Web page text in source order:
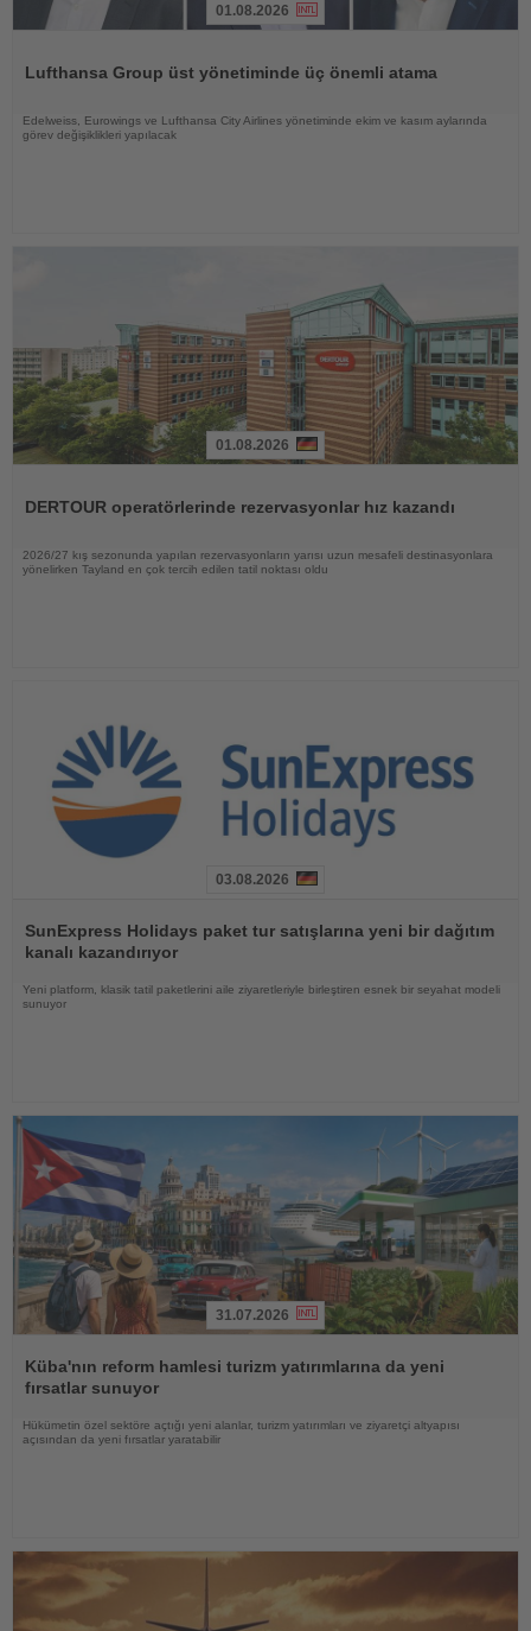
01.08.2026
Lufthansa Group üst yönetiminde üç önemli atama
Edelweiss, Eurowings ve Lufthansa City Airlines yönetiminde ekim ve kasım aylarında
görev değişiklikleri yapılacak
01.08.2026
DERTOUR operatörlerinde rezervasyonlar hız kazandı
2026/27 kış sezonunda yapılan rezervasyonların yarısı uzun mesafeli destinasyonlara
yönelirken Tayland en çok tercih edilen tatil noktası oldu
Oku
03.08.2026
SunExpress Holidays paket tur satışlarına yeni bir dağıtım
kanalı kazandırıyor
Yeni platform, klasik tatil paketlerini aile ziyaretleriyle birleştiren esnek bir seyahat modeli
sunuyor
Oku
31.07.2026
Küba'nın reform hamlesi turizm yatırımlarına da yeni
fırsatlar sunuyor
Hükümetin özel sektöre açtığı yeni alanlar, turizm yatırımları ve ziyaretçi altyapısı
açısından da yeni fırsatlar yaratabilir